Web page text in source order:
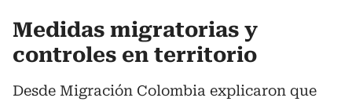
Medidas migratorias y
controles en territorio
Desde Migración Colombia explicaron que